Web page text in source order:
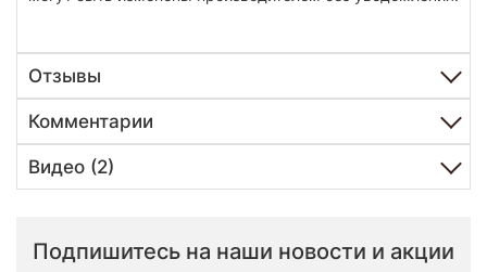
Отзывы
Комментарии
Видео (2)
Подпишитесь на наши новости и акции